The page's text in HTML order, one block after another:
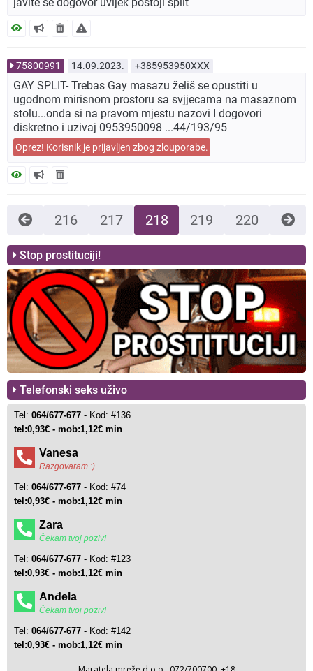
javite se dogovor uvijek postoji split
75800991 14.09.2023. +385953950XXX
GAY SPLIT- Trebas Gay masazu želiš se opustiti u
ugodnom mirisnom prostoru sa svjjecama na masaznom
stolu...onda si na pravom mjestu nazovi I dogovori
diskretno i uzivaj 0953950098 ...44/193/95
Oprez! Korisnik je prijavljen zbog zlouporabe.
216 217 218 219 220
Stop prostituciji!
Telefonski seks uživo